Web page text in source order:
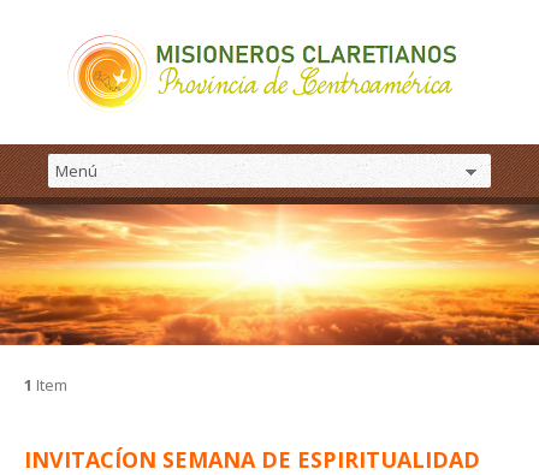
1 Item
INVITACÍON SEMANA DE ESPIRITUALIDAD